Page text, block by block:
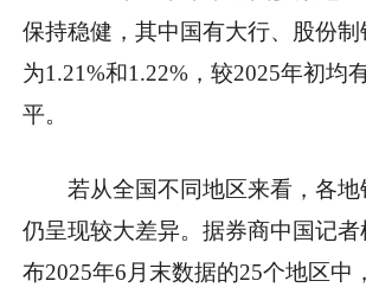
保持稳健，其中国有大行、股份制
为1.21%和1.22%，较2025年初均
平。
若从全国不同地区来看，各
仍呈现较大差异。据券商中国记
布2025年6月末数据的25个地区中